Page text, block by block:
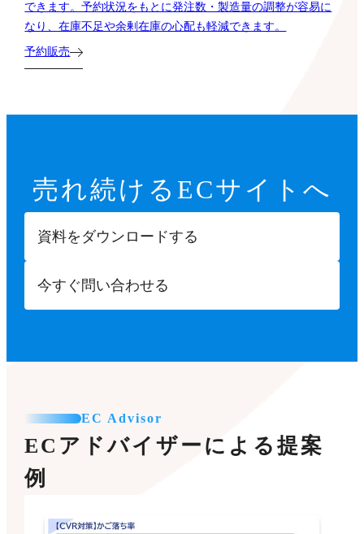
できます。予約状況をもとに発注数・製造量の調整が容易に
なり、在庫不足や余剰在庫の心配も軽減できます。
予約販売
売れ続ける ECサイトへ
資料をダウンロードする
今すぐ問い合わせる
EC Advisor
ECアドバイザーによる提案
例